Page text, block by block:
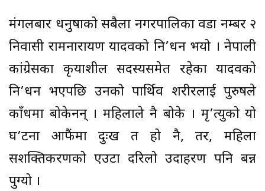
मंगलबार धनुषाको सबैला नगरपालिका वडा नम्बर २
निवासी रामनारायण यादवको नि’धन भयो । नेपाली
कांग्रेसका कृयाशील सदस्यसमेत रहेका यादवको
नि’धन भएपछि उनको पार्थिव शरीरलाई पुरुषले
काँधमा बोकेनन् । महिलाले नै बोके । मृ’त्युको यो
घ’टना आफैंमा दुःख त हो नै, तर, महिला
सशक्तिकरणको एउटा दरिलो उदाहरण पनि बन्न
पुग्यो ।